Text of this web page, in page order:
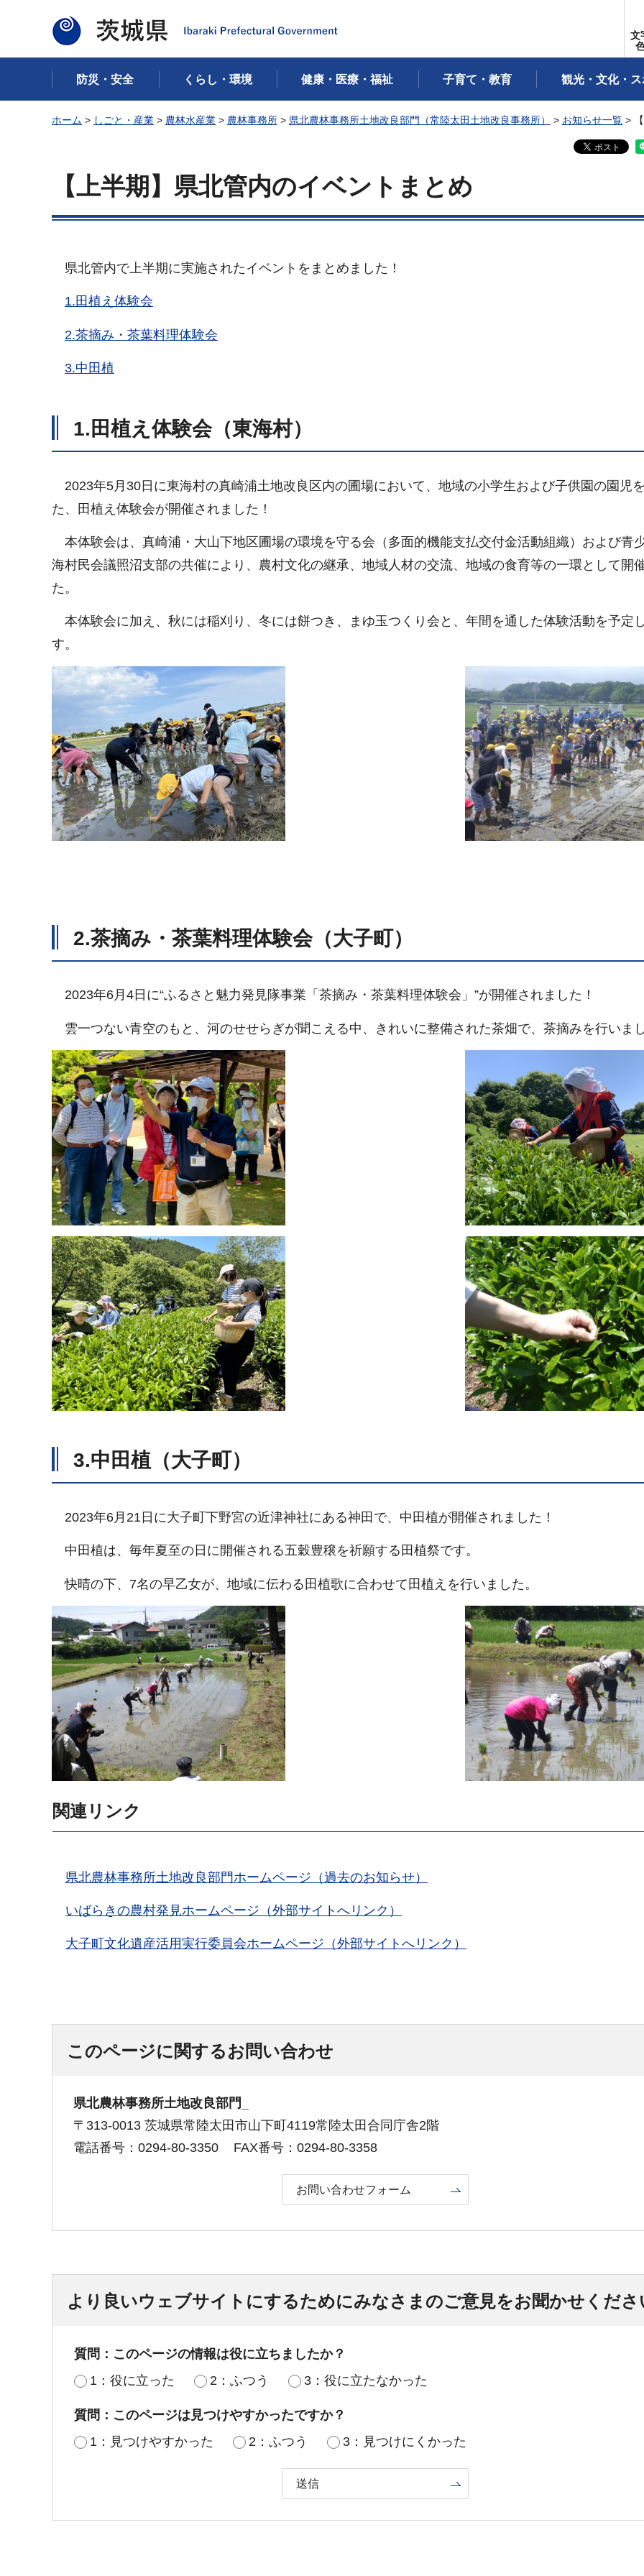
茨城県
文
防災・安全 くらし・環境 健康・医療・福祉 子育て・教育 観光・文化・
ホーム > しごと・産業 > 農林水産業 > 農林事務所 > 県北農林事務所土地改良部門（常陸太田土地改良事務所） > お知らせ一覧 >
【上半期】県北管内のイベントまとめ
県北管内で上半期に実施されたイベントをまとめました！
1.田植え体験会
2.茶摘み・茶葉料理体験会
3.中田植
1.田植え体験会（東海村）
2023年5月30日に東海村の真崎浦土地改良区内の圃場において、地域の小学生および子供園の園児
た、田植え体験会が開催されました！
本体験会は、真崎浦・大山下地区圃場の環境を守る会（多面的機能支払交付金活動組織）および青
海村民会議照沼支部の共催により、農村文化の継承、地域人材の交流、地域の食育等の一環として開
た。
本体験会に加え、秋には稲刈り、冬には餅つき、まゆ玉つくり会と、年間を通した体験活動を予定
す。
2.茶摘み・茶葉料理体験会（大子町）
2023年6月4日に“ふるさと魅力発見隊事業「茶摘み・茶葉料理体験会」”が開催されました！
雲一つない青空のもと、河のせせらぎが聞こえる中、きれいに整備された茶畑で、茶摘みを行いま
3.中田植（大子町）
2023年6月21日に大子町下野宮の近津神社にある神田で、中田植が開催されました！
中田植は、毎年夏至の日に開催される五穀豊穣を祈願する田植祭です。
快晴の下、7名の早乙女が、地域に伝わる田植歌に合わせて田植えを行いました。
関連リンク
県北農林事務所土地改良部門ホームページ（過去のお知らせ）
いばらきの農村発見ホームページ（外部サイトへリンク）
大子町文化遺産活用実行委員会ホームページ（外部サイトへリンク）
このページに関するお問い合わせ
県北農林事務所土地改良部門_
〒313-0013 茨城県常陸太田市山下町4119常陸太田合同庁舎2階
電話番号：0294-80-3350
FAX番号：0294-80-3358
お問い合わせフォーム
より良いウェブサイトにするためにみなさまのご意見をお聞かせくださ
質問：このページの情報は役に立ちましたか？
1：役に立った
2：ふつう 3：役に立たなかった
質問：このページは見つけやすかったですか？
1：見つけやすかった
2：ふつう 3：見つけにくかった